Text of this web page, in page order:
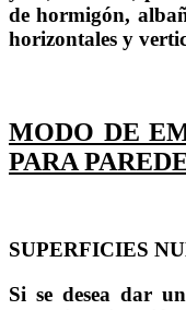
de hormigón,
horizontales y
MODO DE
PARA
SUPERFICIES
Si se desea dar